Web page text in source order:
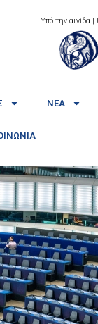
Υπό την αιγίδα
ΝΈΑ